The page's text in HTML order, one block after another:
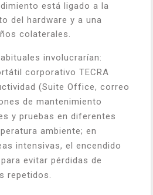
está ligado a la
del hardware y a una
colaterales.
involucrarían:
corporativo TECRA
(Suite Office, correo
de mantenimiento
y pruebas en diferentes
ambiente; en
intensivas, el encendido
evitar pérdidas de
repetidos.